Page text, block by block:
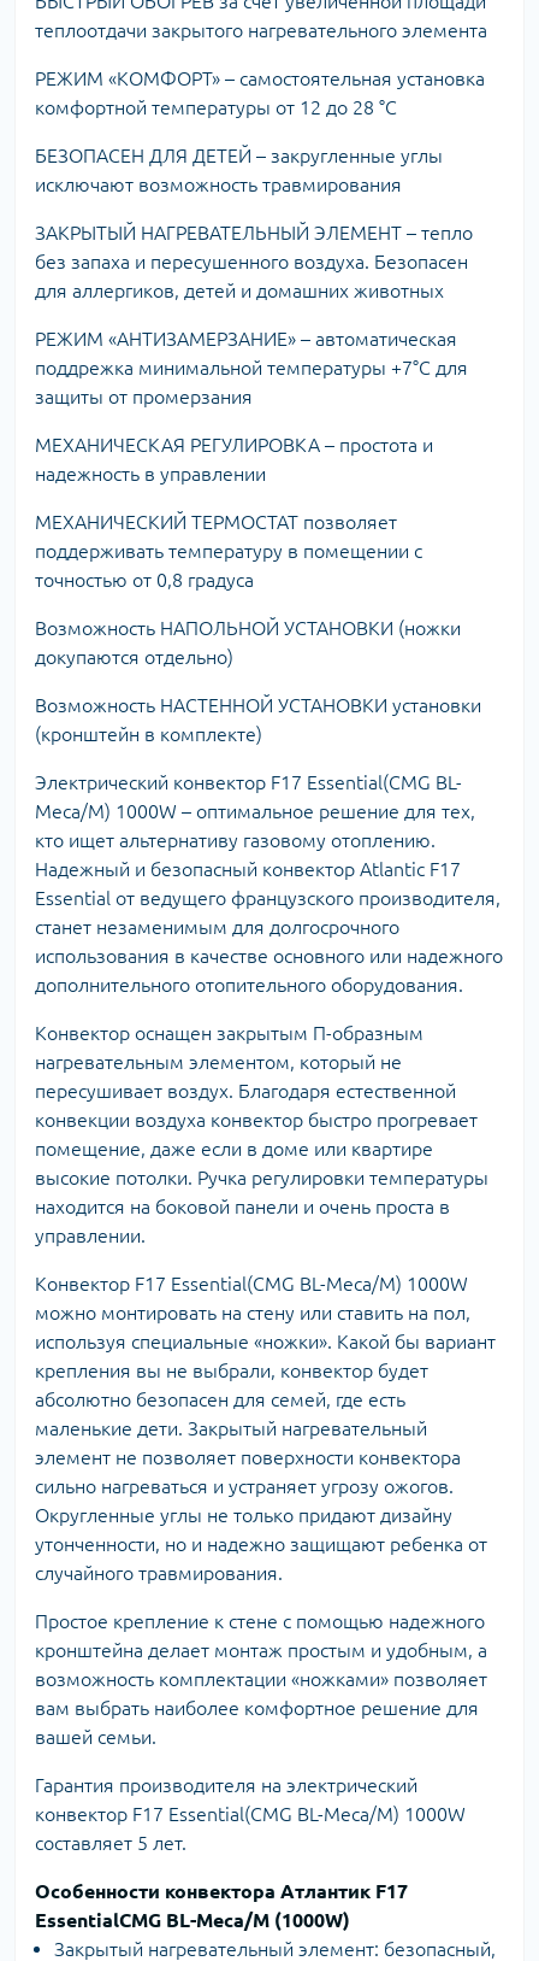
теплоотдачи закрытого нагревательного элемента
РЕЖИМ «КОМФОРТ» – самостоятельная установка
комфортной температуры от 12 до 28 °C
БЕЗОПАСЕН ДЛЯ ДЕТЕЙ – закругленные углы
исключают возможность травмирования
ЗАКРЫТЫЙ НАГРЕВАТЕЛЬНЫЙ ЭЛЕМЕНТ – тепло
без запаха и пересушенного воздуха. Безопасен
для аллергиков, детей и домашних животных
РЕЖИМ «АНТИЗАМЕРЗАНИЕ» – автоматическая
поддрежка минимальной температуры +7°С для
защиты от промерзания
МЕХАНИЧЕСКАЯ РЕГУЛИРОВКА – простота и
надежность в управлении
МЕХАНИЧЕСКИЙ ТЕРМОСТАТ позволяет
поддерживать температуру в помещении с
точностью от 0,8 градуса
Возможность НАПОЛЬНОЙ УСТАНОВКИ (ножки
докупаются отдельно)
Возможность НАСТЕННОЙ УСТАНОВКИ установки
(кронштейн в комплекте)
Электрический конвектор F17 Essential(CMG BL-
Meca/М) 1000W – оптимальное решение для тех,
кто ищет альтернативу газовому отоплению.
Надежный и безопасный конвектор Atlantic F17
Essential от ведущего французского производителя,
станет незаменимым для долгосрочного
использования в качестве основного или надежного
дополнительного отопительного оборудования.
Конвектор оснащен закрытым П-образным
нагревательным элементом, который не
пересушивает воздух. Благодаря естественной
конвекции воздуха конвектор быстро прогревает
помещение, даже если в доме или квартире
высокие потолки. Ручка регулировки температуры
находится на боковой панели и очень проста в
управлении.
Конвектор F17 Essential(CMG BL-Meca/М) 1000W
можно монтировать на стену или ставить на пол,
используя специальные «ножки». Какой бы вариант
крепления вы не выбрали, конвектор будет
абсолютно безопасен для семей, где есть
маленькие дети. Закрытый нагревательный
элемент не позволяет поверхности конвектора
сильно нагреваться и устраняет угрозу ожогов.
Округленные углы не только придают дизайну
утонченности, но и надежно защищают ребенка от
случайного травмирования.
Простое крепление к стене с помощью надежного
кронштейна делает монтаж простым и удобным, а
возможность комплектации «ножками» позволяет
вам выбрать наиболее комфортное решение для
вашей семьи.
Гарантия производителя на электрический
конвектор F17 Essential(CMG BL-Meca/М) 1000W
составляет 5 лет.
Особенности конвектора Атлантик F17
EssentialCMG BL-Meca/M (1000W)
Закрытый нагревательный элемент: безопасный,